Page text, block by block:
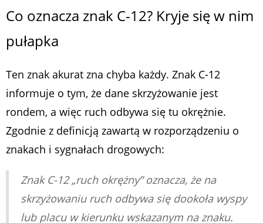
Co oznacza znak C-12? Kryje się w nim
pułapka
Ten znak akurat zna chyba każdy. Znak C-12
informuje o tym, że dane skrzyżowanie jest
rondem, a więc ruch odbywa się tu okrężnie.
Zgodnie z definicją zawartą w rozporządzeniu o
znakach i sygnałach drogowych:
Znak C-12 „ruch okrężny” oznacza, że na
skrzyżowaniu ruch odbywa się dookoła wyspy
lub placu w kierunku wskazanym na znaku.